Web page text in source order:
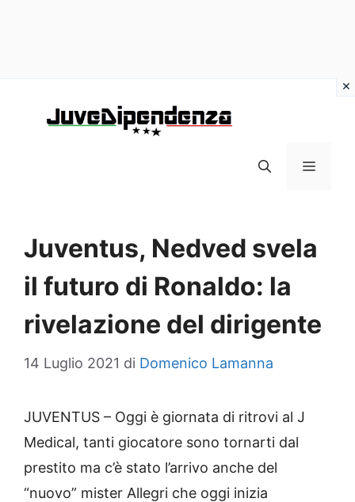
MENU
Juventus, Nedved svela
il futuro di Ronaldo: la
rivelazione del dirigente
14 Luglio 2021 di Domenico Lamanna
JUVENTUS – Oggi è giornata di ritrovi al J
Medical, tanti giocatore sono tornarti dal
prestito ma c’è stato l’arrivo anche del
“nuovo” mister Allegri che oggi inizia